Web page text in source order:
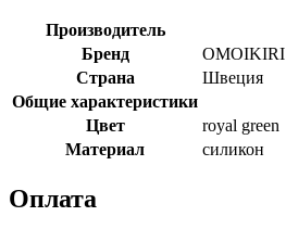
Производитель
Бренд
OMOIKIRI
Страна
Швеция
Общие характеристики
Цвет
royal green
Материал
силикон
Оплата